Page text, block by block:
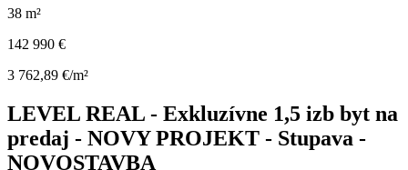
38 m²
142 990 €
3 762,89 €/m²
LEVEL REAL - Exkluzívne 1,5 izb byt na
predaj - NOVY PROJEKT - Stupava -
NOVOSTAVBA